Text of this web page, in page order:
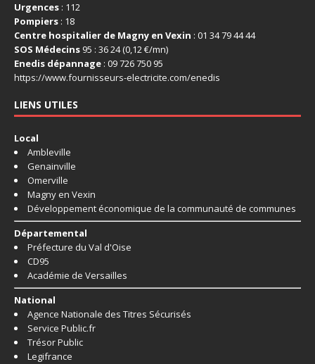
Urgences : 112
Pompiers : 18
Centre hospitalier de Magny en Vexin : 01 34 79 44 44
SOS Médecins 95 : 36 24 (0,12 €/mn)
Enedis dépannage : 09 726 750 95
https://www.fournisseurs-electricite.com/enedis
LIENS UTILES
Local
Ambleville
Genainville
Omerville
Magny en Vexin
Développement économique de la communauté de communes
Départemental
Préfecture du Val d'Oise
CD95
Académie de Versailles
National
Agence Nationale des Titres Sécurisés
Service Public.fr
Trésor Public
Legifrance